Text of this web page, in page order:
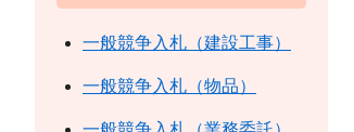
一般競争入札（建設工事）
一般競争入札（物品）